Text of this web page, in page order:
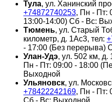
Тула, ул. Ханинский
+74872740253, Пн - Пт:
13:00-14:00) Сб - Вс:
Тюмень, ул. Старый
километр, д. 1Ас3, тел:
- 17:00 (Без перерыва)
Улан-Удэ, ул. 502 км, д.
Пн - Пт: 09:00 - 18:00
Выходной
Ульяновск, ул.
+78422242169, Пн - Пт: